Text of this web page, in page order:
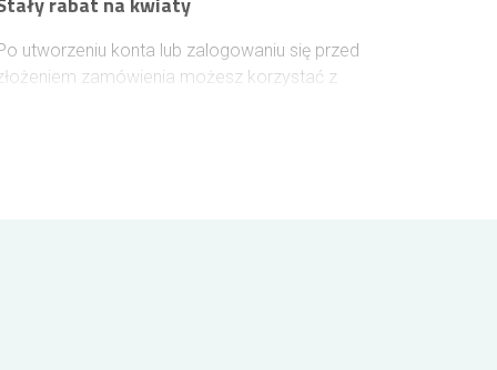
utworzeniu konta lub zalogowaniu się przed
zamówienia możesz korzystać z